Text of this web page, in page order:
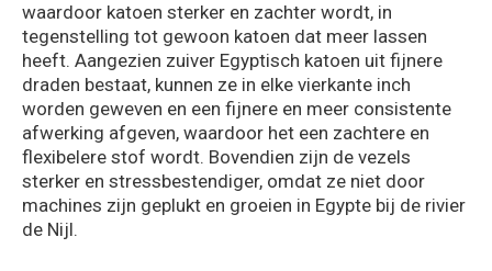
waardoor katoen sterker en zachter wordt, in
tegenstelling tot gewoon katoen dat meer lassen
heeft. Aangezien zuiver Egyptisch katoen uit fijnere
draden bestaat, kunnen ze in elke vierkante inch
worden geweven en een fijnere en meer consistente
afwerking afgeven, waardoor het een zachtere en
flexibelere stof wordt. Bovendien zijn de vezels
sterker en stressbestendiger, omdat ze niet door
machines zijn geplukt en groeien in Egypte bij de rivier
de Nijl.